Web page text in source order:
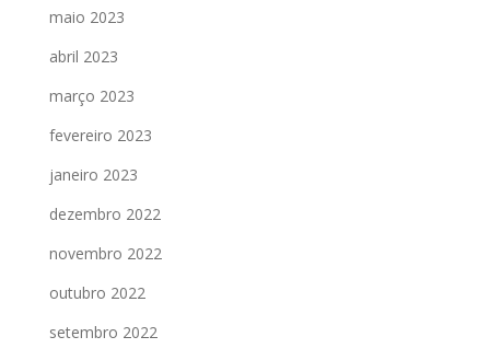
maio 2023
abril 2023
março 2023
fevereiro 2023
janeiro 2023
dezembro 2022
novembro 2022
outubro 2022
setembro 2022